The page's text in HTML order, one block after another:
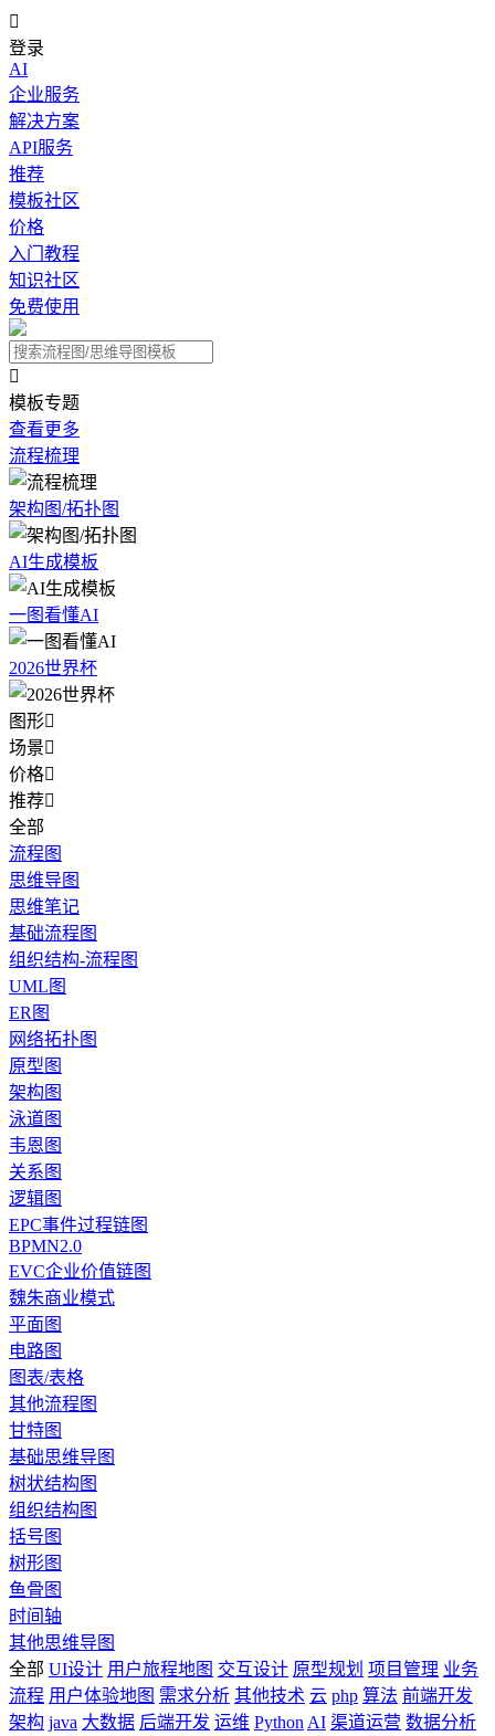

登录
AI
企业服务
解决方案
API服务
推荐
模板社区
价格
入门教程
知识社区
免费使用

模板专题
查看更多
流程梳理
架构图/拓扑图
AI生成模板
一图看懂AI
2026世界杯
图形
场景
价格
推荐
全部
流程图
思维导图
思维笔记
基础流程图
组织结构-流程图
UML图
ER图
网络拓扑图
原型图
架构图
泳道图
韦恩图
关系图
逻辑图
EPC事件过程链图
BPMN2.0
EVC企业价值链图
魏朱商业模式
平面图
电路图
图表/表格
其他流程图
甘特图
基础思维导图
树状结构图
组织结构图
括号图
树形图
鱼骨图
时间轴
其他思维导图
全部 UI设计 用户旅程地图 交互设计 原型规划 项目管理 业务
流程 用户体验地图 需求分析 其他技术 云 php 算法 前端开发
架构 java 大数据 后端开发 运维 Python AI 渠道运营 数据分析